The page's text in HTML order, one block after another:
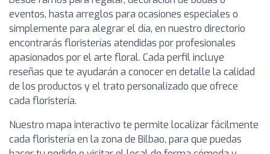
eventos, hasta arreglos para ocasiones especiales o
simplemente para alegrar el día, en nuestro directorio
encontrarás floristerías atendidas por profesionales
apasionados por el arte floral. Cada perfil incluye
reseñas que te ayudarán a conocer en detalle la calidad
de los productos y el trato personalizado que ofrece
cada floristería.
Nuestro mapa interactivo te permite localizar fácilmente
cada floristería en la zona de Bilbao, para que puedas